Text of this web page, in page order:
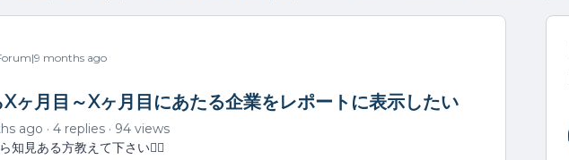
months ago
ヶ月目～Xヶ月目にあたる企業をレポートに表示したい
ago 4 replies
94 views
知見ある方教えて下さい🙇‍♀️